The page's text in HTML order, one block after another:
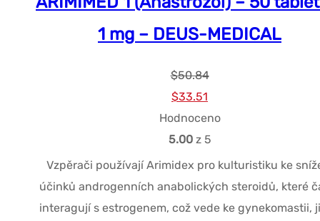
1 mg – DEUS-MEDICAL
$50.84
Původní
cena
byla:
$50.84.
$33.51
cena
je:
$33.51.
Hodnoceno
5.00z 5
Vzpěrači používají Arimidex pro kulturistiku ke
účinků androgenních anabolických steroidů, které
interagují s estrogenem, což vede ke gynekomastii,